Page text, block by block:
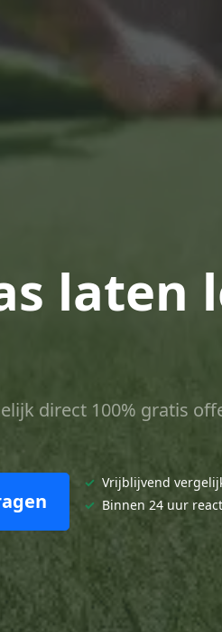
laten
direct 100% gratis
✓ Vrijblijvend
✓ Binnen 24 uur